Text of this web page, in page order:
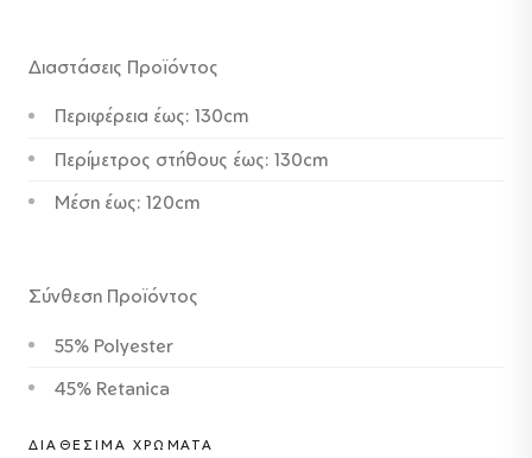
Διαστάσεις Προϊόντος
Περιφέρεια έως: 130cm
Περίμετρος στήθους έως: 130cm
Μέση έως: 120cm
Σύνθεση Προϊόντος
55% Polyester
45% Retanica
ΔΙΑΘΈΣΙΜΑ ΧΡΏΜΑΤΑ